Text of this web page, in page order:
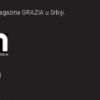
GRAZIA u Srbiji.